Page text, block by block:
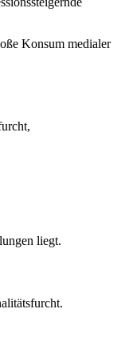
Konsum medialer
liegt.